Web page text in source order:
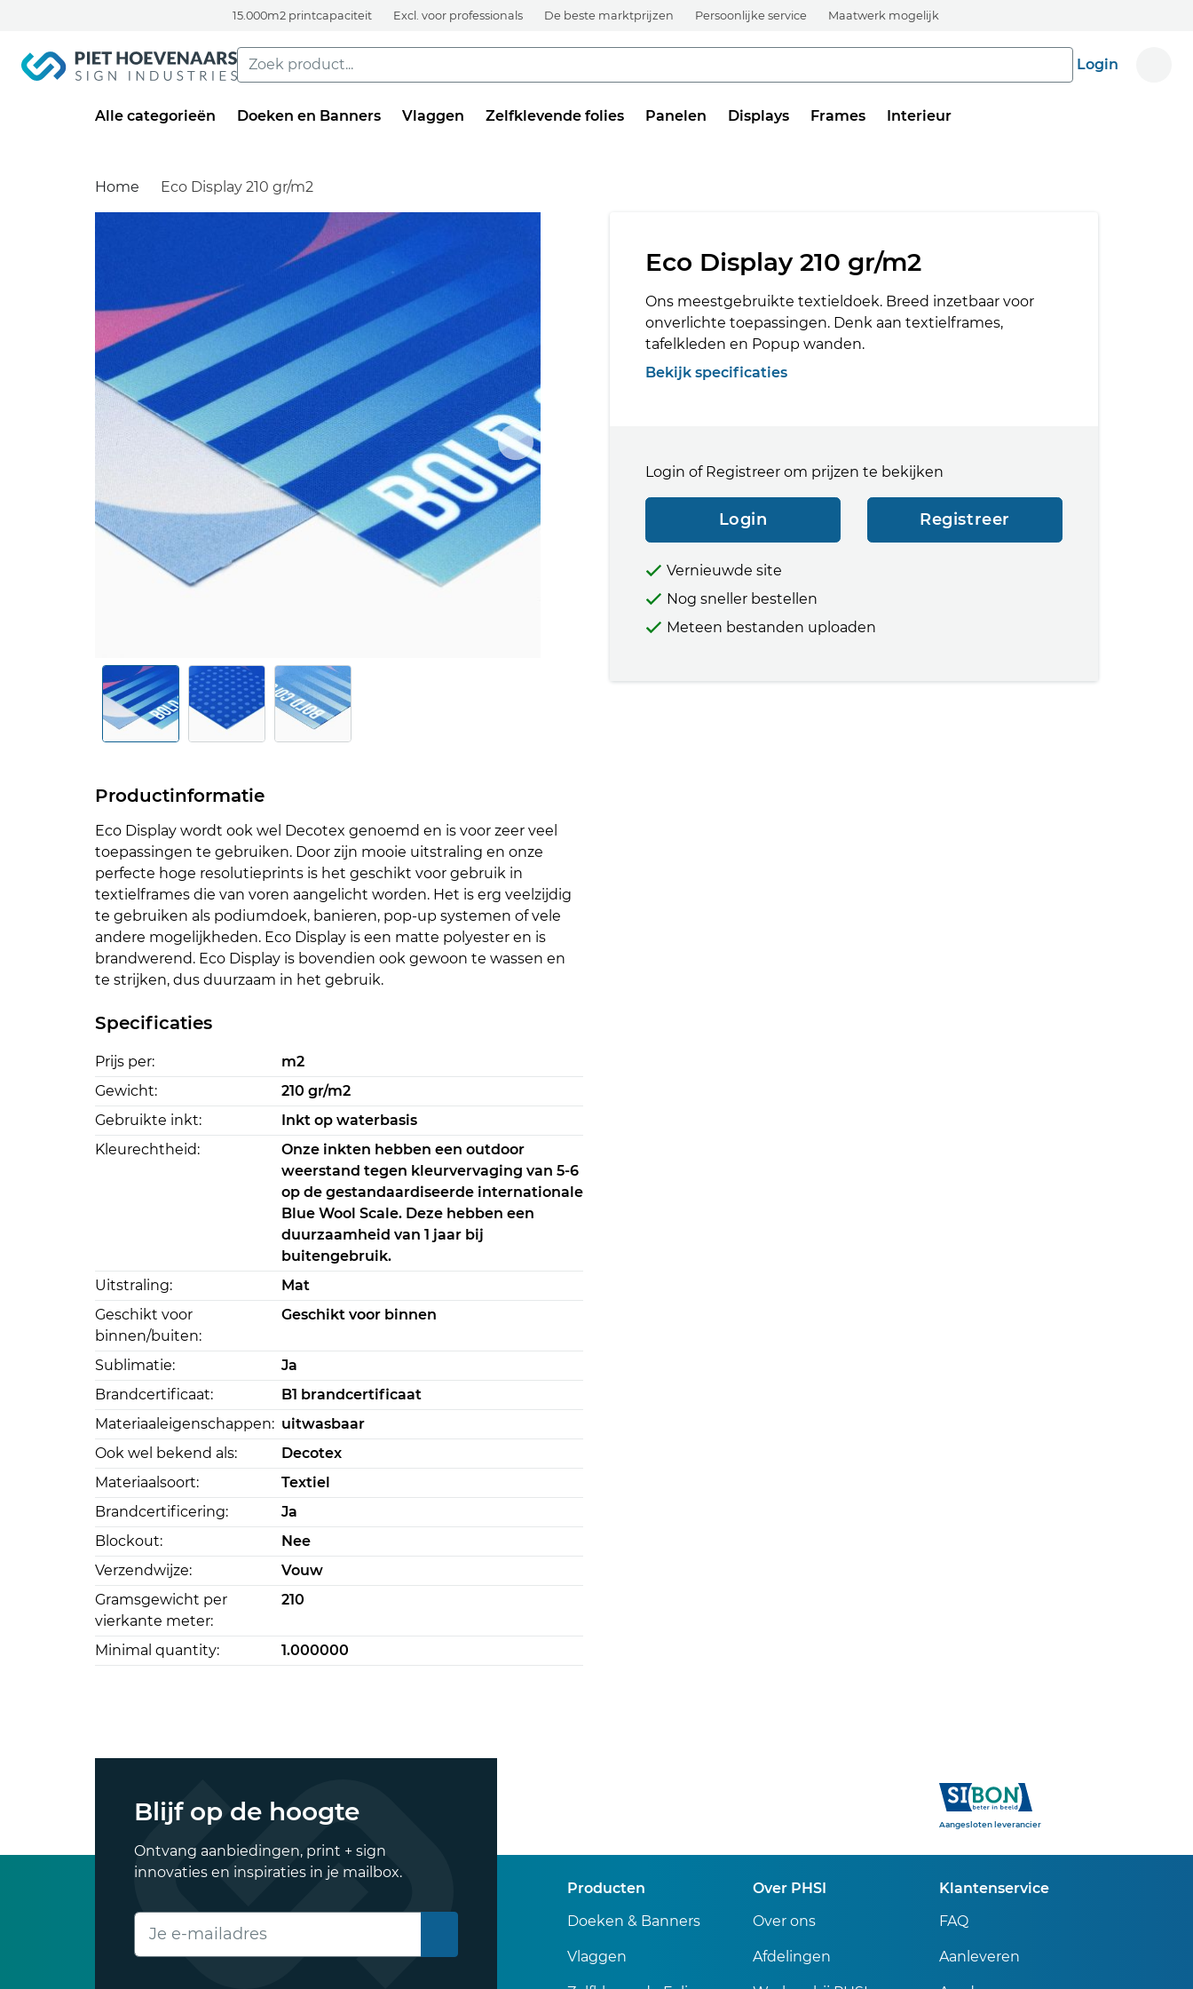
15.000m2 printcapaciteit Excl. voor professionals De beste marktprijzen Persoonlijke service Maatwerk mogelijk
Login
Alle categorieën Doeken en Banners Vlaggen Zelfklevende folies Panelen Displays Frames Interieur
Home Eco Display 210 gr/m2
Productinformatie
Eco Display wordt ook wel Decotex genoemd en is voor zeer veel
toepassingen te gebruiken. Door zijn mooie uitstraling en onze
perfecte hoge resolutieprints is het geschikt voor gebruik in
textielframes die van voren aangelicht worden. Het is erg veelzijdig
te gebruiken als podiumdoek, banieren, pop-up systemen of vele
andere mogelijkheden. Eco Display is een matte polyester en is
brandwerend. Eco Display is bovendien ook gewoon te wassen en
te strijken, dus duurzaam in het gebruik.
Specificaties
Prijs per:
m2
Gewicht:
210 gr/m2
Gebruikte inkt:
Inkt op waterbasis
Kleurechtheid:
Onze inkten hebben een outdoor
weerstand tegen kleurvervaging van 5-6
op de gestandaardiseerde internationale
Blue Wool Scale. Deze hebben een
duurzaamheid van 1 jaar bij
buitengebruik.
Uitstraling:
Mat
Geschikt voor
binnen/buiten:
Geschikt voor binnen
Sublimatie:
Ja
Brandcertificaat:
B1 brandcertificaat
Materiaaleigenschappen: uitwasbaar
Ook wel bekend als:
Decotex
Materiaalsoort:
Textiel
Brandcertificering:
Ja
Blockout:
Nee
Verzendwijze:
Vouw
Gramsgewicht per
vierkante meter:
210
Minimal quantity: 1.000000
Eco Display 210 gr/m2
Ons meestgebruikte textieldoek. Breed inzetbaar voor
onverlichte toepassingen. Denk aan textielframes,
tafelkleden en Popup wanden.
Bekijk specificaties
Login of Registreer om prijzen te bekijken
Login Registreer
Vernieuwde site
Nog sneller bestellen
Meteen bestanden uploaden
Blijf op de hoogte
Ontvang aanbiedingen, print + sign
innovaties en inspiraties in je mailbox.
E-mailadres
Sibon
Aangesloten leverancier
Producten
Doeken & Banners
Vlaggen
Over PHSI
Over ons
Afdelingen
Klantenservice
FAQ
Aanleveren